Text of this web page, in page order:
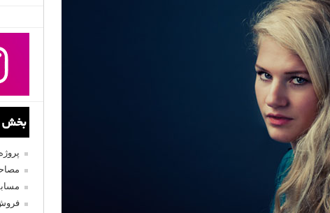
بخش